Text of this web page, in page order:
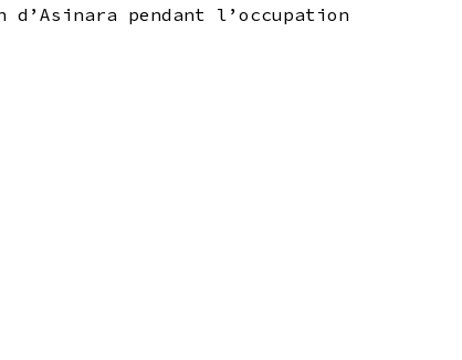
pendant l’occupation